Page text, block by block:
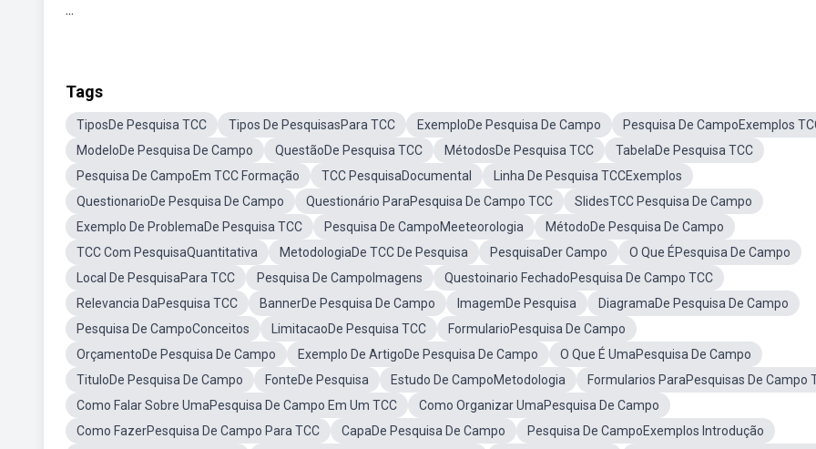
...
Tags
TiposDe Pesquisa TCC Tipos De PesquisasPara TCC ExemploDe Pesquisa De Campo
Pesquisa De CampoExemplos
ModeloDe Pesquisa De Campo
QuestãoDe Pesquisa TCC MétodosDe Pesquisa TCC
TabelaDe Pesquisa TCC
Pesquisa De CampoEm TCC Formação
TCC PesquisaDocumental
Linha De Pesquisa TCCExemplos
QuestionarioDe Pesquisa De Campo
Questionário ParaPesquisa De Campo TCC
SlidesTCC Pesquisa De Campo
Exemplo De ProblemaDe Pesquisa TCC
Pesquisa De CampoMeeteorologia
MétodoDe Pesquisa De Campo
TCC Com PesquisaQuantitativa
MetodologiaDe TCC De Pesquisa PesquisaDer Campo
O Que ÉPesquisa De Campo
Local De PesquisaPara TCC
Pesquisa De CampoImagens
Questoinario FechadoPesquisa De Campo TCC
Relevancia DaPesquisa TCC
BannerDe Pesquisa De Campo ImagemDe Pesquisa
DiagramaDe Pesquisa De Campo
Pesquisa De CampoConceitos
LimitacaoDe Pesquisa TCC
FormularioPesquisa De Campo
OrçamentoDe Pesquisa De Campo
Exemplo De ArtigoDe Pesquisa De Campo
O Que É UmaPesquisa De Campo
TituloDe Pesquisa De Campo
FonteDe Pesquisa Estudo De CampoMetodologia
Formularios ParaPesquisas De Campo
Como Falar Sobre UmaPesquisa De Campo Em Um TCC
Como Organizar UmaPesquisa De Campo
Como FazerPesquisa De Campo Para TCC
CapaDe Pesquisa De Campo
Pesquisa De CampoExemplos Introdução